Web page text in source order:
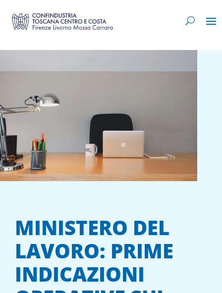
MINISTERO DEL
LAVORO: PRIME
INDICAZIONI